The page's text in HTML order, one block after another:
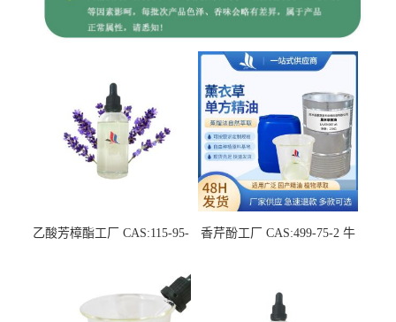
乙酸芳樟酯工厂 CAS:115-95-
香芹酚工厂 CAS:499-75-2 牛